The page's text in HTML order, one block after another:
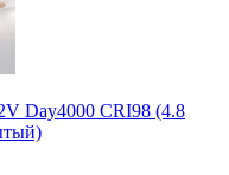
Day4000 CRI98 (4.8